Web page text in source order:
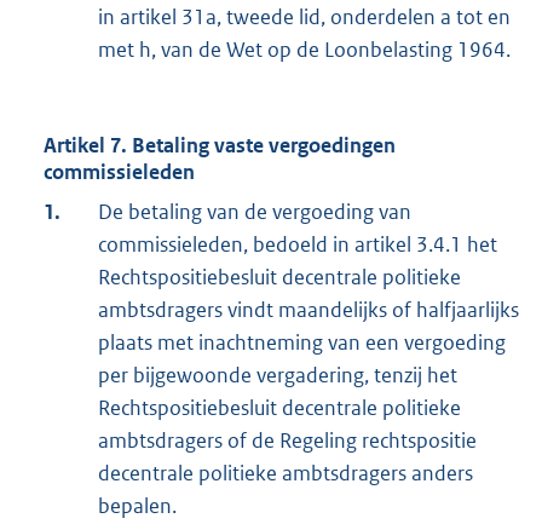
in artikel 31a, tweede lid, onderdelen a tot en
met h, van de Wet op de Loonbelasting 1964.
Artikel 7. Betaling vaste vergoedingen
commissieleden
1.
De betaling van de vergoeding van
commissieleden, bedoeld in artikel 3.4.1 het
Rechtspositiebesluit decentrale politieke
ambtsdragers vindt maandelijks of halfjaarlijks
plaats met inachtneming van een vergoeding
per bijgewoonde vergadering, tenzij het
Rechtspositiebesluit decentrale politieke
ambtsdragers of de Regeling rechtspositie
decentrale politieke ambtsdragers anders
bepalen.